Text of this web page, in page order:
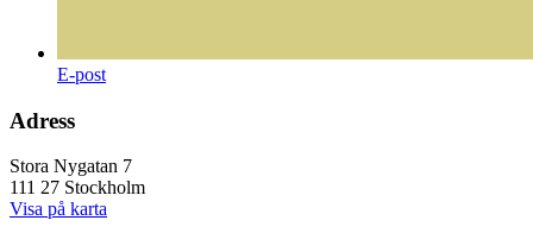
E-post
Adress
Stora Nygatan 7
111 27 Stockholm
Visa på karta